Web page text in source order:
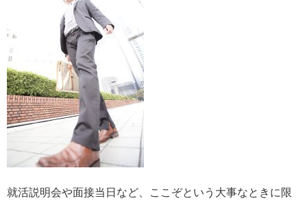
就活説明会や面接当日など、ここぞという大事なときに限